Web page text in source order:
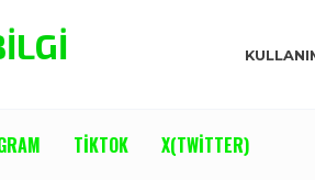
TIKTOK X(TWITTER)